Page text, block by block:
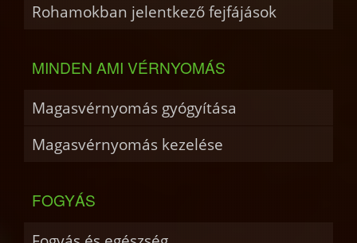
Rohamokban jelentkező fejfájások
MINDEN AMI VÉRNYOMÁS
Magasvérnyomás gyógyítása
Magasvérnyomás kezelése
FOGYÁS